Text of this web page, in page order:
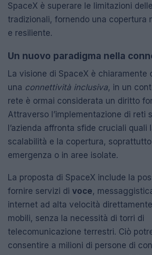
SpaceX è superare le limitazioni
tradizionali, fornendo una copertura
e resiliente.
Un nuovo paradigma nella
La visione di SpaceX è chiaramente
una connettività inclusiva, in un
rete è ormai considerata un diritto
Attraverso l’implementazione di reti
l’azienda affronta sfide cruciali quali
scalabilità e la copertura,
emergenza o in aree isolate.
La proposta di SpaceX include la
fornire servizi di voce,
internet ad alta velocità
mobili, senza la necessità di torri di
telecomunicazione terrestri. Ciò
consentire a milioni di persone di